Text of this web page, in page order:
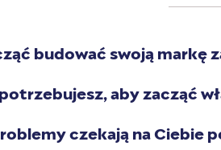
budować swoją markę
aby zacząć
czekają na Ciebie